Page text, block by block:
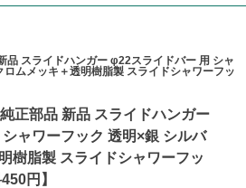
品 スライドハンガー φ22スライドバー 用 シャ
ムメッキ＋透明樹脂製 スライドシャワーフッ
正部品 新品 スライドハンガー
ャワーフック 透明×銀 シルバ
樹脂製 スライドシャワーフッ
円】